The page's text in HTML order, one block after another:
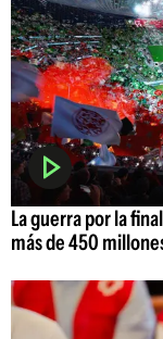
La guerra por la
más de 450